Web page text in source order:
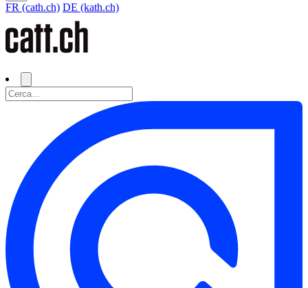
FR (cath.ch) DE (kath.ch)